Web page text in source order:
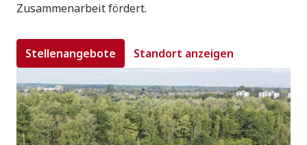
Zusammenarbeit fördert.
Stellenangebote Standort anzeigen